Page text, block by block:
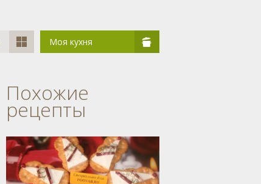
Моя кухня
Похожие
рецепты